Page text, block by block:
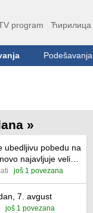
program Ћирилица
Podešavanja
»
ubedljivu pobedu na
najavljuje veliki
Sadu
još 1 povezana
7. avgust
još 1 povezana